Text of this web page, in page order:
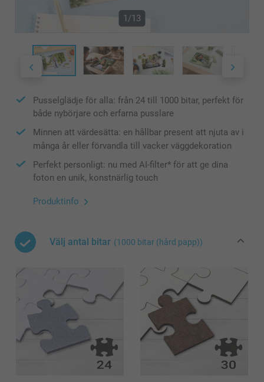
1/13
Pusselglädje för alla: från 24 till 1000 bitar, perfekt för
både nybörjare och erfarna pusslare
Minnen att värdesätta: en hållbar present att njuta av i
många år eller förvandla till vacker väggdekoration
Perfekt personligt: nu med AI-filter* för att ge dina
foton en unik, konstnärlig touch
Produktinfo
Välj antal bitar (1000 bitar (hård papp))